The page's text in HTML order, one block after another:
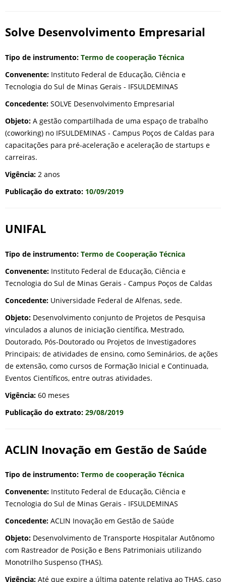
Solve Desenvolvimento Empresarial
Tipo de instrumento: Termo de cooperação Técnica
Convenente: Instituto Federal de Educação, Ciência e
Tecnologia do Sul de Minas Gerais - IFSULDEMINAS
Concedente: SOLVE Desenvolvimento Empresarial
Objeto: A gestão compartilhada de uma espaço de trabalho
(coworking) no IFSULDEMINAS - Campus Poços de Caldas para
capacitações para pré-aceleração e aceleração de startups e
carreiras.
Vigência: 2 anos
Publicação do extrato: 10/09/2019
UNIFAL
Tipo de instrumento: Termo de Cooperação Técnica
Convenente: Instituto Federal de Educação, Ciência e
Tecnologia do Sul de Minas Gerais - Campus Poços de Caldas
Concedente: Universidade Federal de Alfenas, sede.
Objeto: Desenvolvimento conjunto de Projetos de Pesquisa
vinculados a alunos de iniciação científica, Mestrado,
Doutorado, Pós-Doutorado ou Projetos de Investigadores
Principais; de atividades de ensino, como Seminários, de ações
de extensão, como cursos de Formação Inicial e Continuada,
Eventos Científicos, entre outras atividades.
Vigência: 60 meses
Publicação do extrato: 29/08/2019
ACLIN Inovação em Gestão de Saúde
Tipo de instrumento: Termo de cooperação Técnica
Convenente: Instituto Federal de Educação, Ciência e
Tecnologia do Sul de Minas Gerais - IFSULDEMINAS
Concedente: ACLIN Inovação em Gestão de Saúde
Objeto: Desenvolvimento de Transporte Hospitalar Autônomo
com Rastreador de Posição e Bens Patrimoniais utilizando
Monotrilho Suspenso (THAS).
Vigência: Até que expire a última patente relativa ao THAS, caso